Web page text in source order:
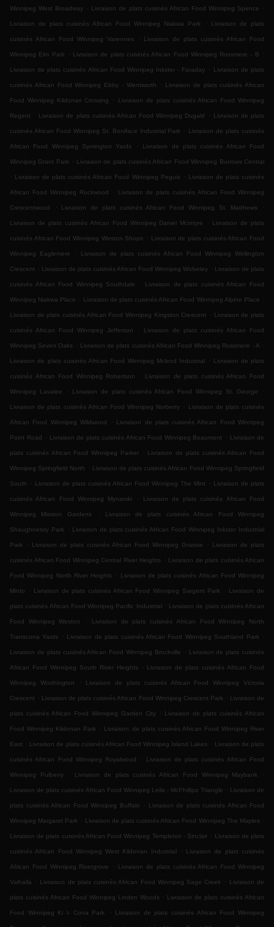
Winnipeg West Broadway . Livraison de plats cuisinés African Food Winnipeg Spence .
Livraison de plats cuisinés African Food Winnipeg Niakwa Park . Livraison de plats
cuisinés African Food Winnipeg Varennes . Livraison de plats cuisinés African Food
Winnipeg Elm Park . Livraison de plats cuisinés African Food Winnipeg Rossmere - B .
Livraison de plats cuisinés African Food Winnipeg Inkster - Faraday . Livraison de plats
cuisinés African Food Winnipeg Ebby - Wentworth . Livraison de plats cuisinés African
Food Winnipeg Kildonan Crossing . Livraison de plats cuisinés African Food Winnipeg
Regent . Livraison de plats cuisinés African Food Winnipeg Dugald . Livraison de plats
cuisinés African Food Winnipeg St. Boniface Industrial Park . Livraison de plats cuisinés
African Food Winnipeg Symington Yards . Livraison de plats cuisinés African Food
Winnipeg Grant Park . Livraison de plats cuisinés African Food Winnipeg Burrows Central
. Livraison de plats cuisinés African Food Winnipeg Peguis . Livraison de plats cuisinés
African Food Winnipeg Rockwood . Livraison de plats cuisinés African Food Winnipeg
Crescentwood . Livraison de plats cuisinés African Food Winnipeg St. Matthews .
Livraison de plats cuisinés African Food Winnipeg Daniel Mcintyre . Livraison de plats
cuisinés African Food Winnipeg Weston Shops . Livraison de plats cuisinés African Food
Winnipeg Eaglemere . Livraison de plats cuisinés African Food Winnipeg Wellington
Crescent . Livraison de plats cuisinés African Food Winnipeg Wolseley . Livraison de plats
cuisinés African Food Winnipeg Southdale . Livraison de plats cuisinés African Food
Winnipeg Niakwa Place . Livraison de plats cuisinés African Food Winnipeg Alpine Place .
Livraison de plats cuisinés African Food Winnipeg Kingston Crescent . Livraison de plats
cuisinés African Food Winnipeg Jefferson . Livraison de plats cuisinés African Food
Winnipeg Seven Oaks . Livraison de plats cuisinés African Food Winnipeg Rossmere - A .
Livraison de plats cuisinés African Food Winnipeg Mcleod Industrial . Livraison de plats
cuisinés African Food Winnipeg Robertson . Livraison de plats cuisinés African Food
Winnipeg Lavalee . Livraison de plats cuisinés African Food Winnipeg St. George .
Livraison de plats cuisinés African Food Winnipeg Norberry . Livraison de plats cuisinés
African Food Winnipeg Wildwood . Livraison de plats cuisinés African Food Winnipeg
Point Road . Livraison de plats cuisinés African Food Winnipeg Beaumont . Livraison de
plats cuisinés African Food Winnipeg Parker . Livraison de plats cuisinés African Food
Winnipeg Springfield North . Livraison de plats cuisinés African Food Winnipeg Springfield
South . Livraison de plats cuisinés African Food Winnipeg The Mint . Livraison de plats
cuisinés African Food Winnipeg Mynarski . Livraison de plats cuisinés African Food
Winnipeg Mission Gardens . Livraison de plats cuisinés African Food Winnipeg
Shaughnessy Park . Livraison de plats cuisinés African Food Winnipeg Inkster Industrial
Park . Livraison de plats cuisinés African Food Winnipeg Grassie . Livraison de plats
cuisinés African Food Winnipeg Central River Heights . Livraison de plats cuisinés African
Food Winnipeg North River Heights . Livraison de plats cuisinés African Food Winnipeg
Minto . Livraison de plats cuisinés African Food Winnipeg Sargent Park . Livraison de
plats cuisinés African Food Winnipeg Pacific Industrial . Livraison de plats cuisinés African
Food Winnipeg Weston . Livraison de plats cuisinés African Food Winnipeg North
Transcona Yards . Livraison de plats cuisinés African Food Winnipeg Southland Park .
Livraison de plats cuisinés African Food Winnipeg Brockville . Livraison de plats cuisinés
African Food Winnipeg South River Heights . Livraison de plats cuisinés African Food
Winnipeg Worthington . Livraison de plats cuisinés African Food Winnipeg Victoria
Crescent . Livraison de plats cuisinés African Food Winnipeg Crescent Park . Livraison de
plats cuisinés African Food Winnipeg Garden City . Livraison de plats cuisinés African
Food Winnipeg Kildonan Park . Livraison de plats cuisinés African Food Winnipeg River
East . Livraison de plats cuisinés African Food Winnipeg Island Lakes . Livraison de plats
cuisinés African Food Winnipeg Royalwood . Livraison de plats cuisinés African Food
Winnipeg Pulberry . Livraison de plats cuisinés African Food Winnipeg Maybank .
Livraison de plats cuisinés African Food Winnipeg Leila - McPhillips Triangle . Livraison de
plats cuisinés African Food Winnipeg Buffalo . Livraison de plats cuisinés African Food
Winnipeg Margaret Park . Livraison de plats cuisinés African Food Winnipeg The Maples .
Livraison de plats cuisinés African Food Winnipeg Templeton - Sinclair . Livraison de plats
cuisinés African Food Winnipeg West Kildonan Industrial . Livraison de plats cuisinés
African Food Winnipeg Rivergrove . Livraison de plats cuisinés African Food Winnipeg
Valhalla . Livraison de plats cuisinés African Food Winnipeg Sage Creek . Livraison de
plats cuisinés African Food Winnipeg Linden Woods . Livraison de plats cuisinés African
Food Winnipeg Ki l- Cona Park . Livraison de plats cuisinés African Food Winnipeg